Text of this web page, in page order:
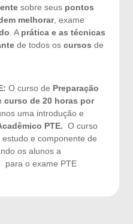
sobre seus pontos
melhorar, exame
. A prática e as técnicas
de todos oscursos de
O curso de Preparação
curso de 20 horas por
uma introdução e
PTE. O curso
e componente de
os alunos a
para o exame PTE